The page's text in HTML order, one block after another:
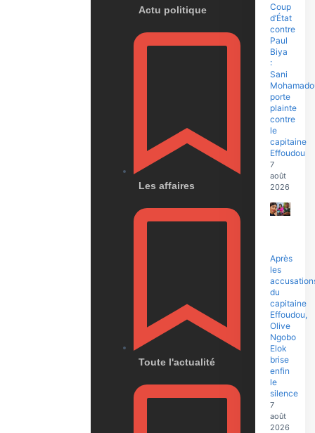
Actu politique
Les affaires
Toute l'actualité
Coup
d’État
contre
Paul
Biya
:
Sani
porte
plainte
contre
le
capitaine
Effoudou
7
août
2026
Après
les
du
capitaine
Effoudou,
Olive
Ngobo
Elok
brise
enfin
le
silence
7
août
2026